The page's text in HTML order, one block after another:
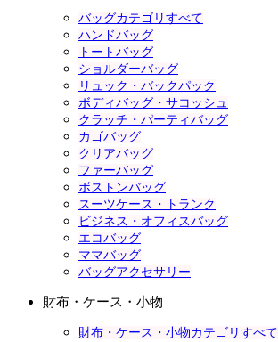
バッグカテゴリすべて
ハンドバッグ
トートバッグ
ショルダーバッグ
リュック・バックパック
ボディバッグ・サコッシュ
クラッチ・パーティバッグ
カゴバッグ
クリアバッグ
ファーバッグ
ボストンバッグ
スーツケース・トランク
ビジネス・オフィスバッグ
エコバッグ
ママバッグ
バッグアクセサリー
財布・ケース・小物
財布・ケース・小物カテゴリすべて